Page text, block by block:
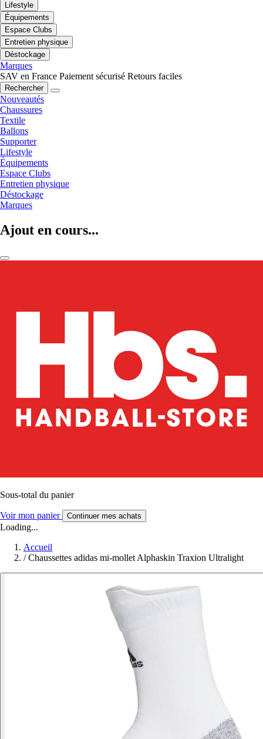
Lifestyle
Équipements
Espace Clubs
Entretien physique
Déstockage
Marques
SAV en France Paiement sécurisé Retours faciles
Rechercher
Nouveautés
Chaussures
Textile
Ballons
Supporter
Lifestyle
Équipements
Espace Clubs
Entretien physique
Déstockage
Marques
Ajout en cours...
Sous-total du panier
Voir mon panier Continuer mes achats
Loading...
Accueil
/ Chaussettes adidas mi-mollet Alphaskin Traxion Ultralight